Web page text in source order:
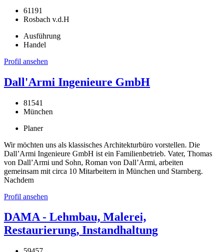
61191
Rosbach v.d.H
Ausführung
Handel
Profil ansehen
Dall'Armi Ingenieure GmbH
81541
München
Planer
Wir möchten uns als klassisches Architekturbüro vorstellen. Die
Dall’Armi Ingenieure GmbH ist ein Familienbetrieb. Vater, Thomas
von Dall’Armi und Sohn, Roman von Dall’Armi, arbeiten
gemeinsam mit circa 10 Mitarbeitern in München und Starnberg.
Nachdem
Profil ansehen
DAMA - Lehmbau, Malerei,
Restaurierung, Instandhaltung